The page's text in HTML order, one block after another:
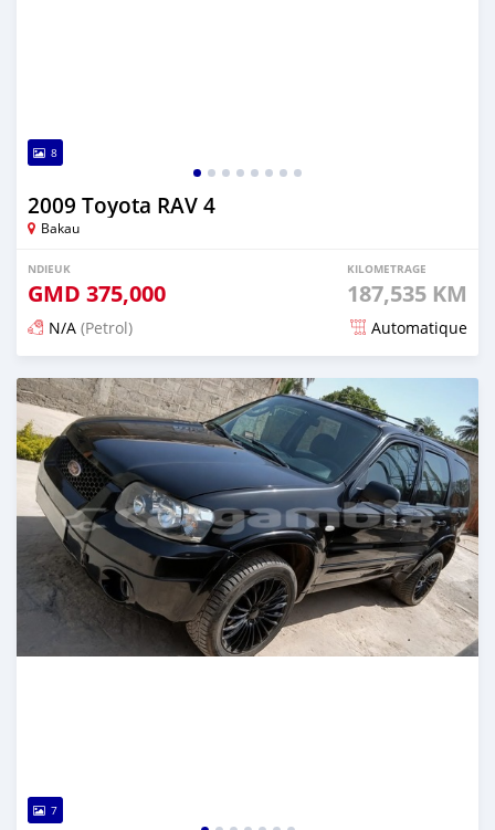
8
2009 Toyota RAV 4
Bakau
NDIEUK
GMD 375,000
KILOMETRAGE
187,535 KM
N/A (Petrol) Automatique
Dougal na niou ko depuis 27 days
7